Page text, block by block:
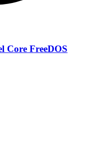
Core FreeDOS